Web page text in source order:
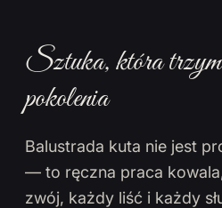
Sztuka, która
pokolenia
Balustrada kuta nie jest
— to ręczna praca
zwój, każdy liść i każdy